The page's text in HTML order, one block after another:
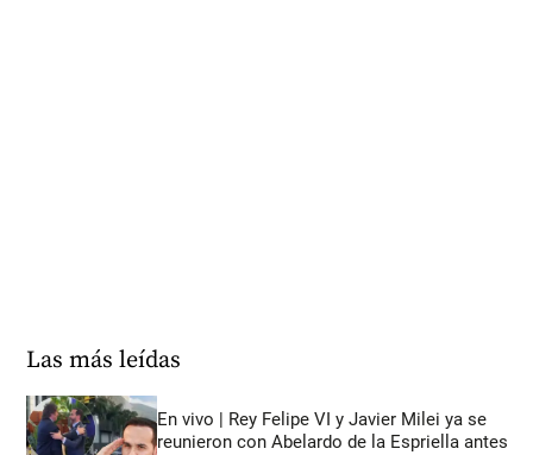
Las más leídas
En vivo | Rey Felipe VI y Javier Milei ya se
reunieron con Abelardo de la Espriella antes